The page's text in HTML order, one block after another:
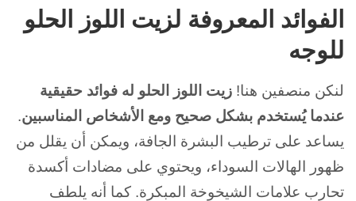
الفوائد المعروفة لزيت اللوز الحلو
للوجه
لنكن منصفين هنا! زيت اللوز الحلو له فوائد حقيقية
عندما يُستخدم بشكل صحيح ومع الأشخاص المناسبين.
يساعد على ترطيب البشرة الجافة، ويمكن أن يقلل من
ظهور الهالات السوداء، ويحتوي على مضادات أكسدة
تحارب علامات الشيخوخة المبكرة. كما أنه يلطف